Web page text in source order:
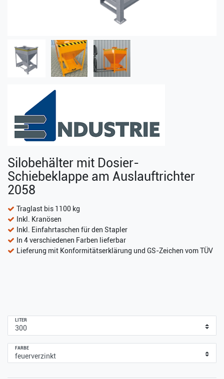
Silobehälter mit Dosier-
Schiebeklappe am Auslauftrichter
2058
Traglast bis 1100 kg
Inkl. Kranösen
Inkl. Einfahrtaschen für den Stapler
In 4 verschiedenen Farben lieferbar
Lieferung mit Konformitätserklärung und GS-Zeichen vom TÜV
LITER
FARBE